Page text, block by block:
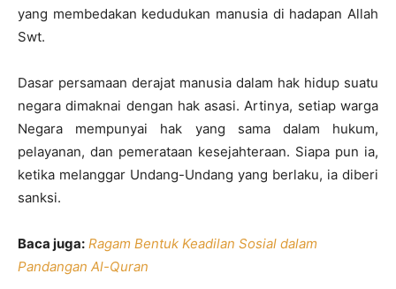
yang membedakan kedudukan manusia di hadapan Allah
Swt.
Dasar persamaan derajat manusia dalam hak hidup suatu
negara dimaknai dengan hak asasi. Artinya, setiap warga
Negara mempunyai hak yang sama dalam hukum,
pelayanan, dan pemerataan kesejahteraan. Siapa pun ia,
ketika melanggar Undang-Undang yang berlaku, ia diberi
sanksi.
Baca juga: Ragam Bentuk Keadilan Sosial dalam
Pandangan Al-Quran